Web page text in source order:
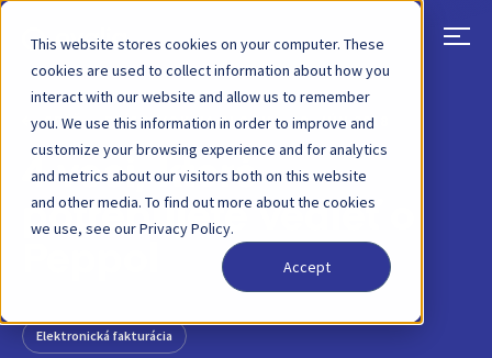
This website stores cookies on your computer. These
cookies are used to collect information about how you
interact with our website and allow us to remember
you. We use this information in order to improve and
customize your browsing experience and for analytics
and metrics about our visitors both on this website
and other media. To find out more about the cookies
we use, see our Privacy Policy.
Accept
SPÄŤ PRÍSPEVOK NA BLOGU 18. JÚN 2018
4 veci, ktoré
potrebujete vedieť o
Elektronická fakturácia